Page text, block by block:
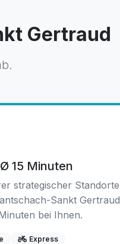
Gertraud
15 Minuten
strategischer Standorte
Sankt Gertraud
bei Ihnen.
Express